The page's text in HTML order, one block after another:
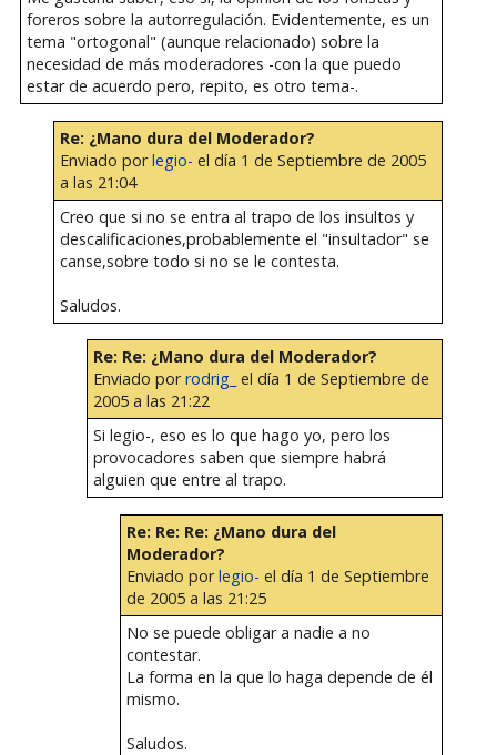
foreros sobre la autorregulación. Evidentemente, es un
tema "ortogonal" (aunque relacionado) sobre la
necesidad de más moderadores -con la que puedo
estar de acuerdo pero, repito, es otro tema-.
Re: ¿Mano dura del Moderador?
Enviado porlegio- el día 1 de Septiembre de 2005
a las 21:04
Creo que si no se entra al trapo de los insultos y
descalificaciones,probablemente el "insultador" se
canse,sobre todo si no se le contesta.
Saludos.
Re: Re: ¿Mano dura del Moderador?
Enviado porrodrig_ el día 1 de Septiembre de
2005 a las 21:22
Si legio-, eso es lo que hago yo, pero los
provocadores saben que siempre habrá
alguien que entre al trapo.
Re: Re: Re: ¿Mano dura del
Moderador?
Enviado porlegio- el día 1 de Septiembre
de 2005 a las 21:25
No se puede obligar a nadie a no
contestar.
La forma en la que lo haga depende de él
mismo.
Saludos.